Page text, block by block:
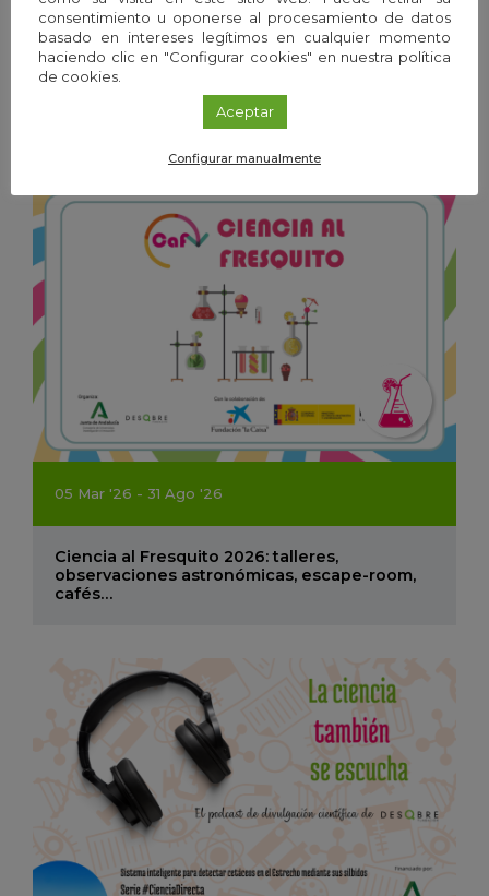
Exposición/Granada
20Ene '26 - 19Dic'26
Frío y calor. Las temperaturas de la vida
05 Mar '26 - 31 Ago '26
Ciencia al Fresquito 2026: talleres,
observaciones astronómicas, escape-room,
cafés…
consentimiento u oponerse al procesamiento de datos
basado en intereses legítimos en cualquier momento
haciendo clic en "Configurar cookies" en nuestra política
de cookies.
Aceptar
Configurar manualmente